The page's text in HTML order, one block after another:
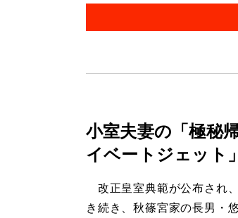
小室夫妻の「極秘
イベートジェッ
改正皇室典範が公布され
き続き、秋篠宮家の長男・